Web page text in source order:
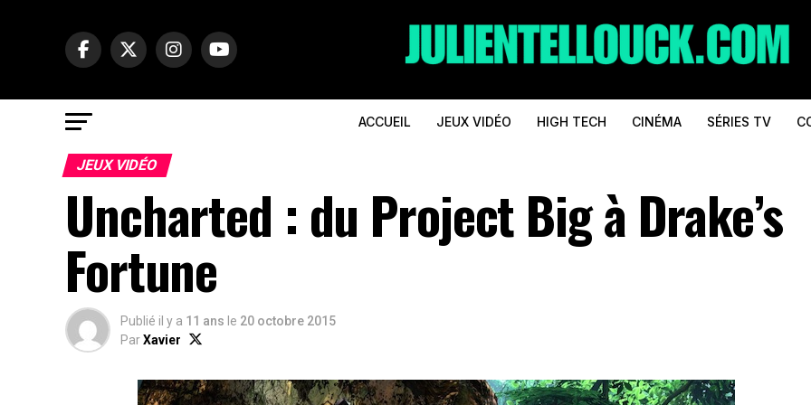
ACCUEIL JEUX VIDÉO HIGH TECH CINÉMA SÉRIES TV
JEUX VIDÉO
Uncharted : du Project Big à Drake’s
Fortune
Publié il y a 11 ans le 20 octobre 2015
ParXavier